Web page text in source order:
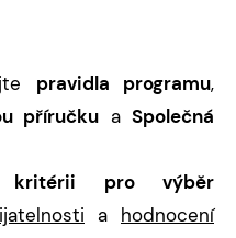
pravidla programu,
příručku a Společná
kritérii pro výběr
a hodnocení